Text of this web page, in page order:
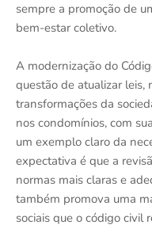
sempre a promoção de
bem-estar coletivo.
A modernização do
questão de atualizar leis,
transformações da
nos condomínios, com
um exemplo claro da
expectativa é que a
normas mais claras e
também promova uma
sociais que o código civil